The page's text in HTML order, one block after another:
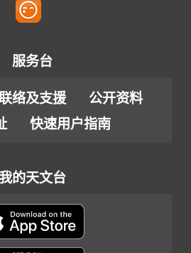
服务台
络及支援
公开资料
快速用户指南
的天文台